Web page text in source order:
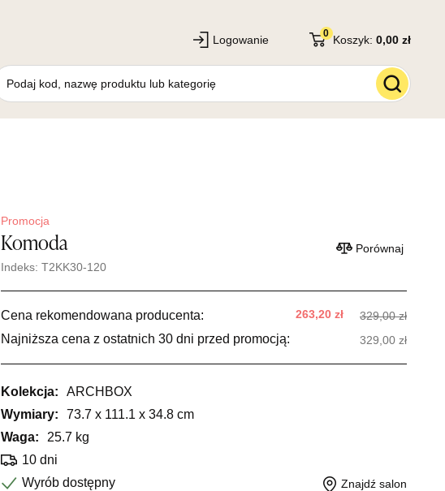
Logowanie 0 Koszyk: 0,00 zł
Promocja
Komoda
Indeks: T2KK30-120
Porównaj
Cena rekomendowana producenta: 263,20 zł 329,00 zł
Najniższa cena z ostatnich 30 dni przed promocją: 329,00 zł
Kolekcja:
ARCHBOX
Wymiary:
73.7 x 111.1 x 34.8 cm
Waga:
25.7 kg
10 dni
Wyrób dostępny
Znajdź salon